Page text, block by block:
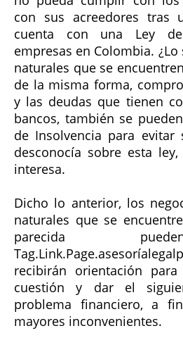
con sus acreedores tras
cuenta con una Ley
empresas en Colombia. ¿Lo
naturales que se
de la misma forma,
y las deudas que tienen
bancos, también se
de Insolvencia para evitar
desconocía sobre esta
interesa.
Dicho lo anterior, los
naturales que se
parecida
recibirán orientación
cuestión y dar el
problema financiero, a
mayores inconvenientes.